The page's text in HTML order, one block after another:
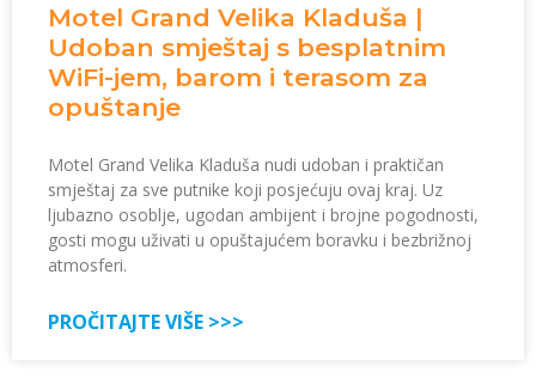
Motel Grand Velika Kladuša |
Udoban smještaj s besplatnim
WiFi-jem, barom i terasom za
opuštanje
Motel Grand Velika Kladuša nudi udoban i praktičan
smještaj za sve putnike koji posjećuju ovaj kraj. Uz
ljubazno osoblje, ugodan ambijent i brojne pogodnosti,
gosti mogu uživati u opuštajućem boravku i bezbrižnoj
atmosferi.
PROČITAJTE VIŠE >>>